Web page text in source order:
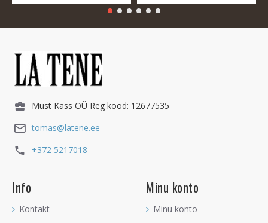
Must Kass OÜ Reg kood: 12677535
tomas@latene.ee
+372 5217018
Info
Kontakt
Minu konto
Minu konto